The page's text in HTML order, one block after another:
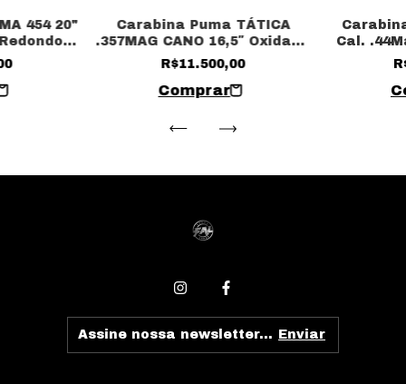
454 20"
Carabina Puma TÁTICA
.357MAG CANO 16,5″ Oxidada
coronha em polímero
R$11.500,00
Cal.